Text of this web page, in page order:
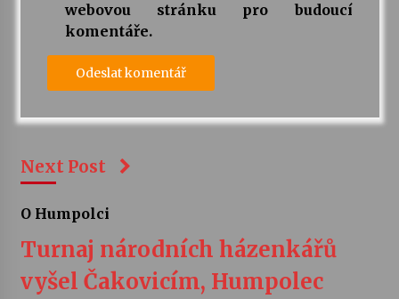
webovou stránku pro budoucí
komentáře.
Next Post
O Humpolci
Turnaj národních házenkářů
vyšel Čakovicím, Humpolec